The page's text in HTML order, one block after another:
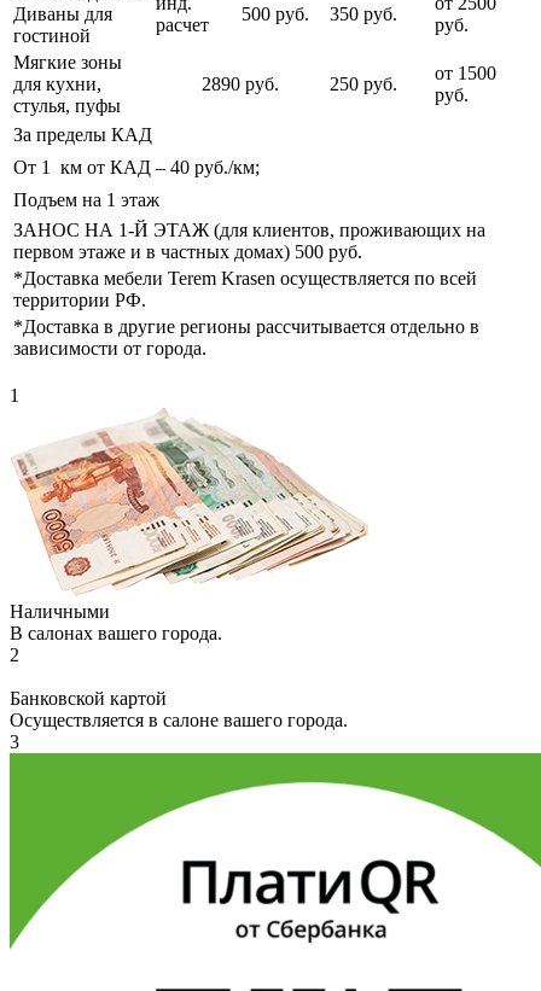
Диваны для
гостиной
расчет
500 руб. 350 руб.
руб.
Мягкие зоны
для кухни,
стулья, пуфы
2890 руб. 250 руб.
от 1500
руб.
За пределы КАД
От 1 км от КАД – 40 руб./км;
Подъем на 1 этаж
ЗАНОС НА 1-Й ЭТАЖ (для клиентов, проживающих на
первом этаже и в частных домах) 500 руб.
*Доставка мебели Terem Krasen осуществляется по всей
территории РФ.
*Доставка в другие регионы рассчитывается отдельно в
зависимости от города.
1
Наличными
В салонах вашего города.
2
Банковской картой
Осуществляется в салоне вашего города.
3